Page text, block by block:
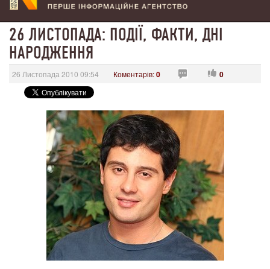
26 ЛИСТОПАДА: ПОДІЇ, ФАКТИ, ДНІ
НАРОДЖЕННЯ
26 Листопада 2010 09:54 Коментарів:0 0